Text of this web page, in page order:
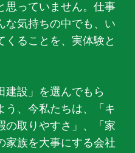
思っていません。仕事
な気持ちの中でも、い
くることを、実体験と
建設」を選んでもら
う、今私たちは、「キ
の取りやすさ」、「家
家族を大事にする会社